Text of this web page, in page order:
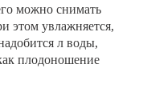
можно снимать
этом увлажняется,
л воды,
плодоношение